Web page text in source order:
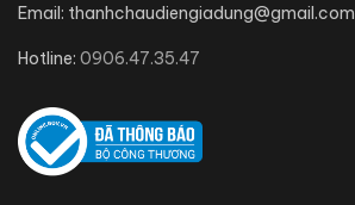
Email: thanhchaudiengiadung@gmail.com
Hotline: 0906.47.35.47